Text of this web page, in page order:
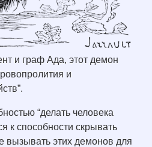
и граф Ада, этот демон
и
“делать человека
к способности скрывать
вызывать этих демонов для